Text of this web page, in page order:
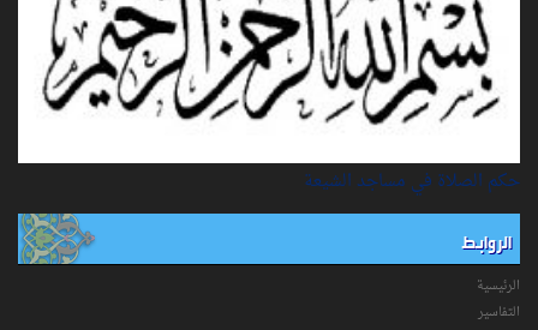
حكم الصلاة في مساجد الشيعة
الروابط
الرئيسية
التفاسیر